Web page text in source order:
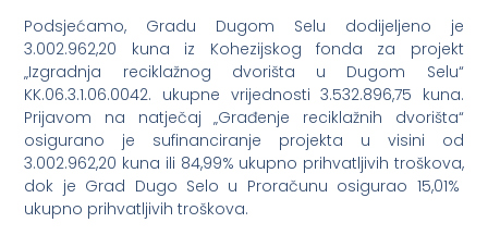
Podsjećamo, Gradu Dugom Selu dodijeljeno je
3.002.962,20 kuna iz Kohezijskog fonda za projekt
„Izgradnja reciklažnog dvorišta u Dugom Selu“
KK.06.3.1.06.0042. ukupne vrijednosti 3.532.896,75 kuna.
Prijavom na natječaj „Građenje reciklažnih dvorišta“
osigurano je sufinanciranje projekta u visini od
3.002.962,20 kuna ili 84,99% ukupno prihvatljivih troškova,
dok je Grad Dugo Selo u Proračunu osigurao 15,01%
ukupno prihvatljivih troškova.